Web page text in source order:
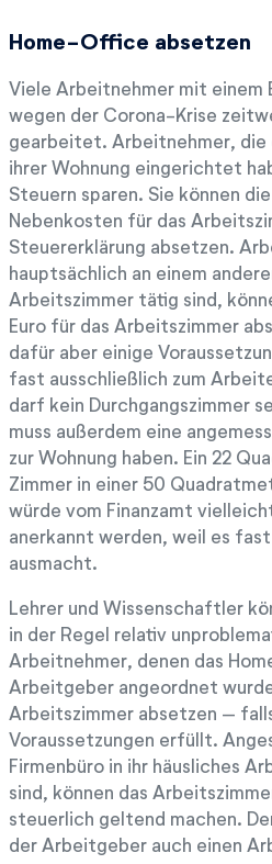
Home-Office absetzen
Viele Arbeitnehmer mit einem
wegen der Corona-Krise
gearbeitet. Arbeitnehmer, die
ihrer Wohnung eingerichtet
Steuern sparen. Sie können
Nebenkosten für das
Steuererklärung absetzen.
hauptsächlich an einem
Arbeitszimmer tätig sind,
Euro für das Arbeitszimmer
dafür aber einige
fast ausschließlich zum
darf kein Durchgangszimmer
muss außerdem eine
zur Wohnung haben. Ein 22
Zimmer in einer 50
würde vom Finanzamt
anerkannt werden, weil es
ausmacht.
Lehrer und Wissenschaftler
in der Regel relativ
Arbeitnehmer, denen das
Arbeitgeber angeordnet
Arbeitszimmer absetzen –
Voraussetzungen erfüllt.
Firmenbüro in ihr häusliches
sind, können das
steuerlich geltend machen.
der Arbeitgeber auch einen